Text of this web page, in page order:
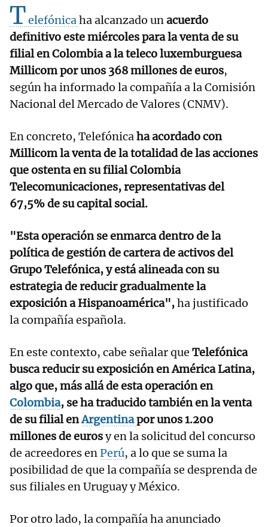
Telefónicaha alcanzado unacuerdo
definitivo este miércoles para la venta de su
filial en Colombia a la teleco luxemburguesa
Millicom por unos 368 millones de euros,
según ha informado la compañía a la Comisión
Nacional del Mercado de Valores (CNMV).
En concreto, Telefónicaha acordado con
Millicom la venta de la totalidad de las acciones
que ostenta en su filial Colombia
Telecomunicaciones, representativas del
67,5% de su capital social.
"Esta operación se enmarca dentro de la
política de gestión de cartera de activos del
Grupo Telefónica, y está alineada con su
estrategia de reducir gradualmente la
exposición a Hispanoamérica",ha justificado
la compañía española.
En este contexto, cabe señalar que Telefónica
busca reducir su exposición en América Latina,
algo que, más allá de esta operación en
Colombia, se ha traducido también en la venta
de su filial enArgentinapor unos 1.200
millones de eurosy en la solicitud del concurso
de acreedores enPerú, a lo que se suma la
posibilidad de que la compañía se desprenda de
sus filiales en Uruguay y México.
Por otro lado, la compañía ha anunciado